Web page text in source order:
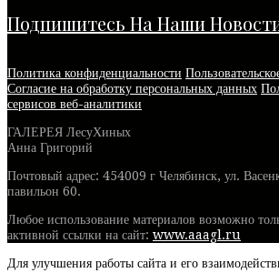
Подпишитесь На Наши
Политика конфиденциальности
Согласие на обработку персональных данных
сервисов веб-аналитики
ГАЛЕРЕЯ ЛесуХиных
Анна Григорий
Почтовый адрес: 454009 г Челябинск, ул.
павильон 60.
Любое использование материалов возможно
активной ссылки на сайт: www.aaagl.ru
Для улучшения работы сайта и его